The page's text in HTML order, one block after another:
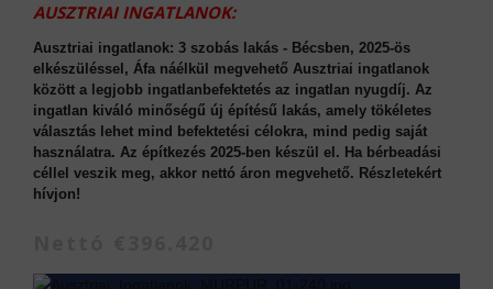
AUSZTRIAI INGATLANOK:
Ausztriai ingatlanok: 3 szobás lakás - Bécsben, 2025-ös
elkészüléssel, Áfa náélkül megvehető Ausztriai ingatlanok
között a legjobb ingatlanbefektetés az ingatlan nyugdíj. Az
ingatlan kiváló minőségű új építésű lakás, amely tökéletes
választás lehet mind befektetési célokra, mind pedig saját
használatra. Az építkezés 2025-ben készül el. Ha bérbeadási
céllel veszik meg, akkor nettó áron megvehető. Részletekért
hívjon!